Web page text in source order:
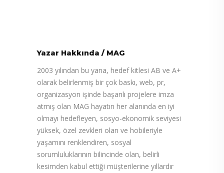
Yazar Hakkında / MAG
2003 yılından bu yana, hedef kitlesi AB ve A+
olarak belirlenmiş bir çok baskı, web, pr,
organizasyon işinde başarılı projelere imza
atmış olan MAG hayatın her alanında en iyi
olmayı hedefleyen, sosyo-ekonomik seviyesi
yüksek, özel zevkleri olan ve hobileriyle
yaşamını renklendiren, sosyal
sorumluluklarının bilincinde olan, belirli
kesimden kabul ettiği müşterilerine yıllardır